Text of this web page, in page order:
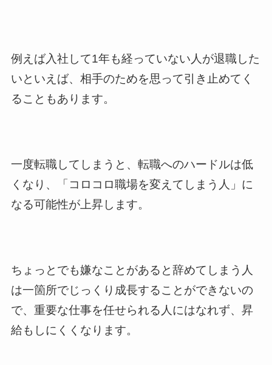
例えば入社して1年も経っていない人が退職した
いといえば、相手のためを思って引き止めてく
ることもあります。
一度転職してしまうと、転職へのハードルは低
くなり、「コロコロ職場を変えてしまう人」に
なる可能性が上昇します。
ちょっとでも嫌なことがあると辞めてしまう人
は一箇所でじっくり成長することができないの
で、重要な仕事を任せられる人にはなれず、昇
給もしにくくなります。